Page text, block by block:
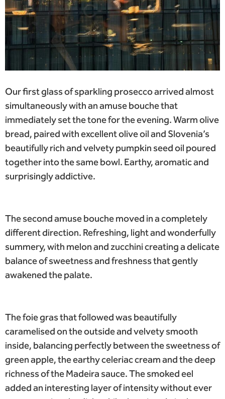
Our first glass of sparkling prosecco arrived almost
simultaneously with an amuse bouche that
immediately set the tone for the evening. Warm olive
bread, paired with excellent olive oil and Slovenia’s
beautifully rich and velvety pumpkin seed oil poured
together into the same bowl. Earthy, aromatic and
surprisingly addictive.
The second amuse bouche moved in a completely
different direction. Refreshing, light and wonderfully
summery, with melon and zucchini creating a delicate
balance of sweetness and freshness that gently
awakened the palate.
The foie gras that followed was beautifully
caramelised on the outside and velvety smooth
inside, balancing perfectly between the sweetness of
green apple, the earthy celeriac cream and the deep
richness of the Madeira sauce. The smoked eel
added an interesting layer of intensity without ever